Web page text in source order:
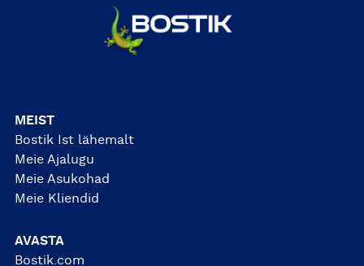
MEIST
Bostik Ist lähemalt
Meie Ajalugu
Meie Asukohad
Meie Kliendid
AVASTA
Bostik.com